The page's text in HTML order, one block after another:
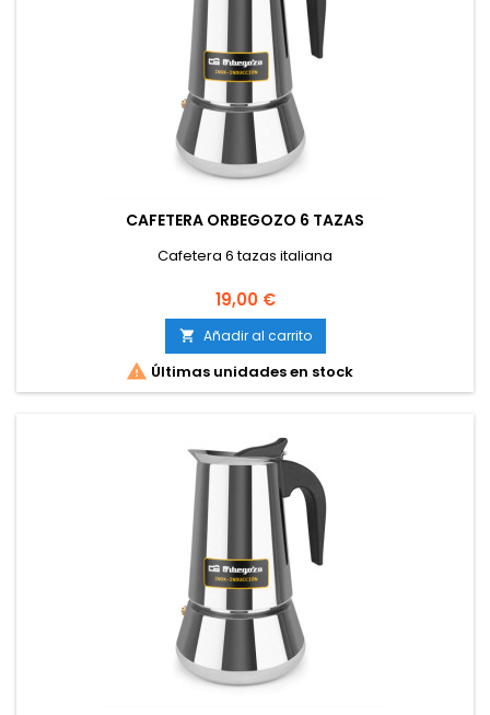
CAFETERA ORBEGOZO 6 TAZAS
Cafetera 6 tazas italiana
Precio
19,00 €
 Añadir al carrito
 Últimas unidades en stock